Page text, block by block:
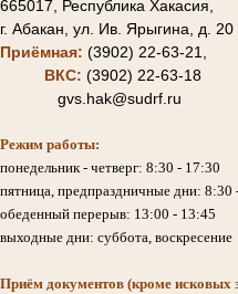
665017, Республика Хакасия,
г. Абакан, ул. Ив. Ярыгина, д. 20
Приёмная: (3902) 22-63-21,
ВКС: (3902) 22-63-18
gvs.hak@sudrf.ru
Режим работы:
понедельник - четверг: 8:30 - 17:30
пятница, предпраздничные дни: 8:30
обеденный перерыв: 13:00 - 13:45
выходные дни: суббота, воскресение
Приём документов (кроме исковых